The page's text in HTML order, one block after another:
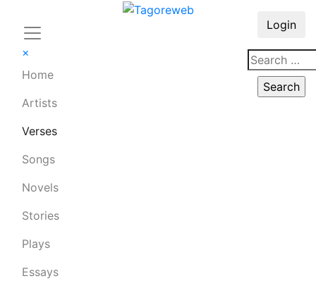
×
Home
Artists
Verses
Songs
Novels
Stories
Plays
Essays
Login